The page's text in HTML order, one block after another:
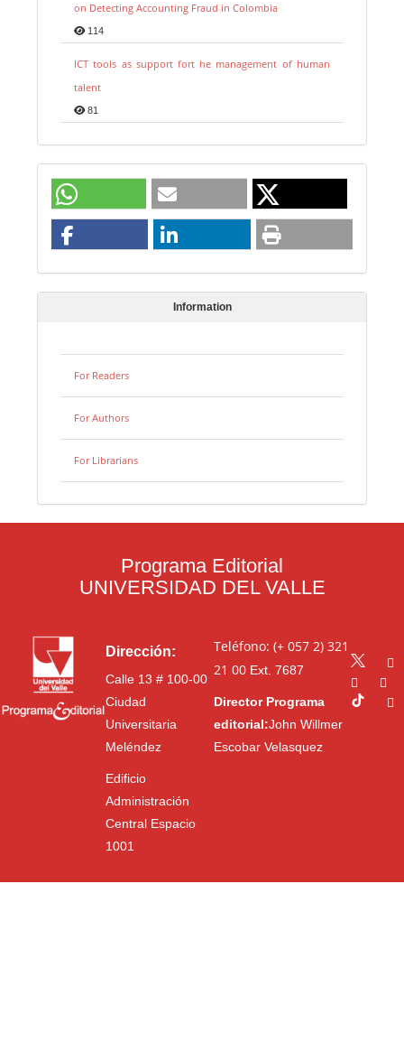
on Detecting Accounting Fraud in Colombia
114
ICT tools as support fort he management of human
talent
81
Information
For Readers
For Authors
For Librarians
Programa Editorial
UNIVERSIDAD DEL VALLE
Dirección:
Calle 13 # 100-00
Ciudad
Universitaria
Meléndez
Edificio
Administración
Central Espacio
1001
Teléfono: (+ 057 2) 321
21 00Ext. 7687
Director Programa
editorial:John Willmer
Escobar Velasquez